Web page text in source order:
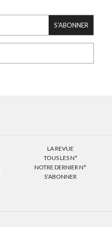
S'ABONNER
LA REVUE
TOUS LES N°
NOTRE DERNIER N°
S’ABONNER